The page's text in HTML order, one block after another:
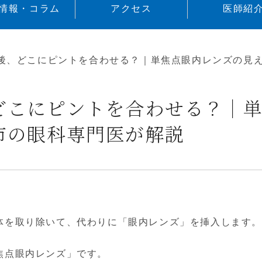
報・コラム アクセス 医師紹
、どこにピントを合わせる？｜単焦点眼内レンズの見
にピントを合わせる？｜
眼科専門医が解説
取り除いて、代わりに「眼内レンズ」を挿入します。
眼内レンズ」です。